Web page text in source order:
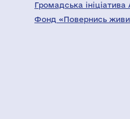
Громадська ініціатива
Фонд «Повернись